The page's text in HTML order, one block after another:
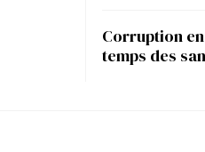
Corruption
temps des